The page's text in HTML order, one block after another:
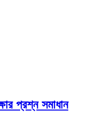
প্রশ্ন সমাধান